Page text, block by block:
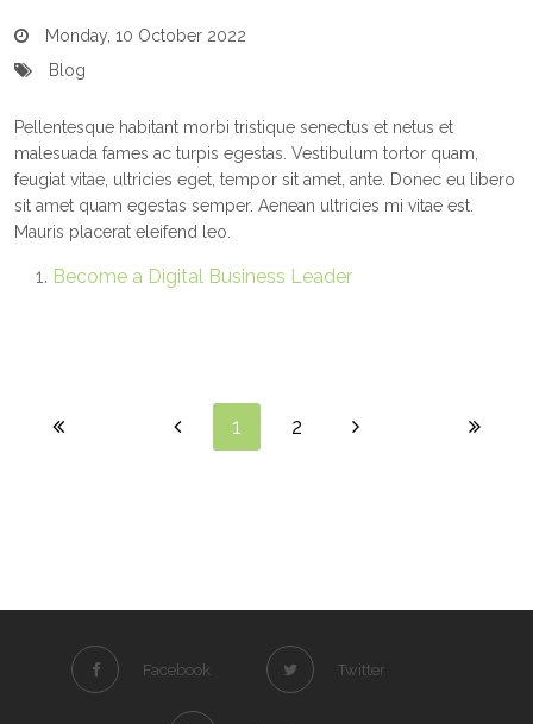
Monday, 10 October 2022
Blog
Pellentesque habitant morbi tristique senectus et netus et
malesuada fames ac turpis egestas. Vestibulum tortor quam,
feugiat vitae, ultricies eget, tempor sit amet, ante. Donec eu libero
sit amet quam egestas semper. Aenean ultricies mi vitae est.
Mauris placerat eleifend leo.
Become a Digital Business Leader
1 2
Facebook Twitter